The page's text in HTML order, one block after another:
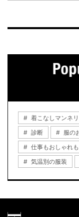
着こなしマンネリ
診断
服の
仕事もおしゃれも
気温別の服装